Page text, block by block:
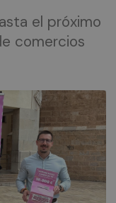
el próximo
comercios